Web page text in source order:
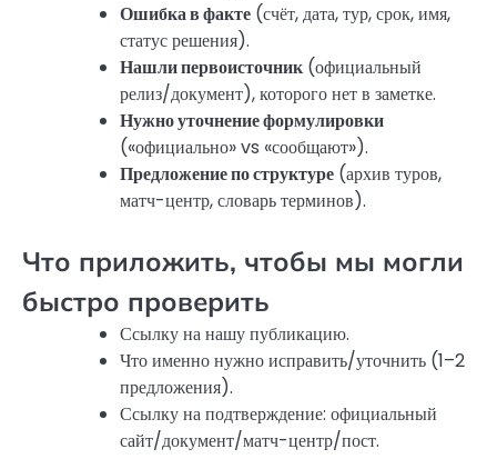
Ошибка в факте (счёт, дата, тур, срок, имя,
статус решения).
Нашли первоисточник (официальный
релиз/документ), которого нет в заметке.
Нужно уточнение формулировки
(«официально» vs «сообщают»).
Предложение по структуре (архив туров,
матч-центр, словарь терминов).
Что приложить, чтобы мы могли
быстро проверить
Ссылку на нашу публикацию.
Что именно нужно исправить/уточнить (1–2
предложения).
Ссылку на подтверждение: официальный
сайт/документ/матч-центр/пост.